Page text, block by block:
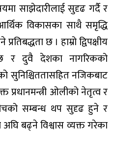
साझेदारीलाई सुदृढ गर्दै र
विकासका साथै समृद्धि
छ । हाम्रो द्विपक्षीय
र दुवै देशका नागरिकको
सुनिश्चिततासहित नजिकबाट
प्रधानमन्त्री ओलीको नेतृत्व र
सम्बन्ध थप सुदृढ हुने र
बढ्ने विश्वास व्यक्त गरेका